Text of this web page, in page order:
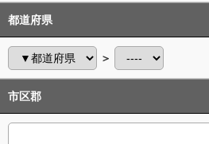
都道府県
＞
市区郡